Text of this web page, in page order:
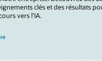
clés et des résultats
vers l’IA.